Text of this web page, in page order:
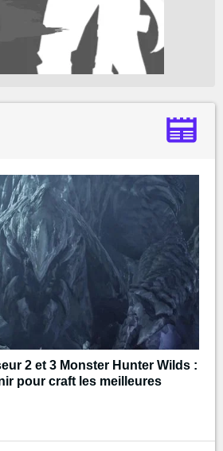
2 et 3 Monster Hunter Wilds :
pour craft les meilleures